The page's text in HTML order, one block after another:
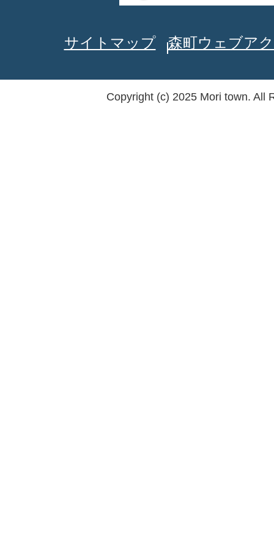
サイトマップ 森町ウェブア
Copyright (c) 2025 Mori town. All